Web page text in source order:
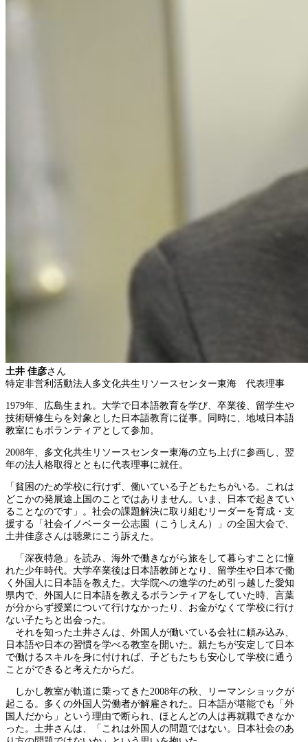
土井 佳彦さん
特定非営利活動法人多文化共生リソースセンター東海 代表理事
1979年、広島生まれ。大学で日本語教育を学び、卒業後、留学生や
技術研修生らを対象とした日本語教育に従事。同時に、地域日本語
教室にもボランティアとして参加。
2008年、多文化共生リソースセンター東海の立ち上げに参画し、翌
年の法人格取得とともに代表理事に就任。
「貧困のため学校に行けず、働いている子どもたちがいる。これは
どこかの発展途上国のことではありません。いま、日本で起きてい
ることなのです」。社会の課題解決に取り組むリーダーを育成・支
援する「社会イノベーター公志園（こうしえん）」の全国大会で、
土井佳彦さんは聴衆にこう訴えた。
「深夜特急」を読み、海外で働きながら旅をして暮らすことに憧
れた少年時代。大学卒業後は日本語教師となり、留学生や日本で働
く外国人に日本語を教えた。大学院への進学のため引っ越した愛知
県内で、外国人に日本語を教えるボランティアをしていた時、言葉
が分からず授業について行けなかったり、お金がなくて学校に行け
ない子たちと出会った。
それを知った土井さんは、外国人が働いている会社に頼み込み、
日本語や日本の習慣を学べる教室を開いた。親たちが安定して日本
で働けるスキルを身に付ければ、子どもたちも安心して学校に通う
ことができると考えたからだ。
しかし教室が軌道に乗ってきた2008年の秋、リーマンショックが
起こる。多くの外国人労働者が解雇された。日本語が堪能でも「外
国人だから」という理由で断られ、ほとんどの人は再就職できなか
った。土井さんは、「これは外国人の問題ではない。日本社会のあ